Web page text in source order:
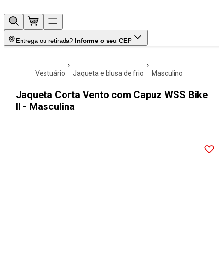
Entrega ou retirada? Informe o seu CEP
vestuário jaqueta e blusa de frio masculino
Jaqueta Corta Vento com Capuz WSS Bike
II - Masculina